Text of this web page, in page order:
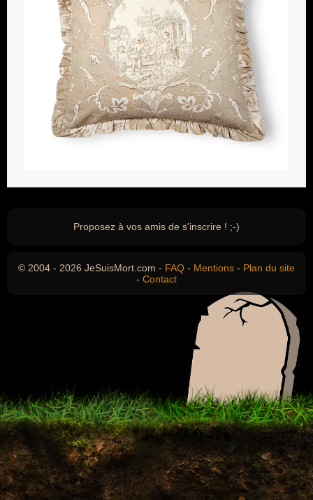
Proposez à vos amis de s'inscrire ! ;-)
© 2004 - 2026 JeSuisMort.com - FAQ - Mentions - Plan du site
- Contact